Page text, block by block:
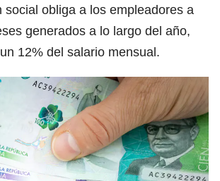
social obliga a los empleadores a
generados a lo largo del año,
12% del salario mensual.